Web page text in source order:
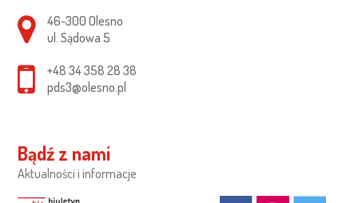
Adres pocztowy:
46-300 Olesno
ul. Sądowa 5
+48 34 358 28 38
pds3@olesno.pl
Bądź z nami
Aktualności i informacje